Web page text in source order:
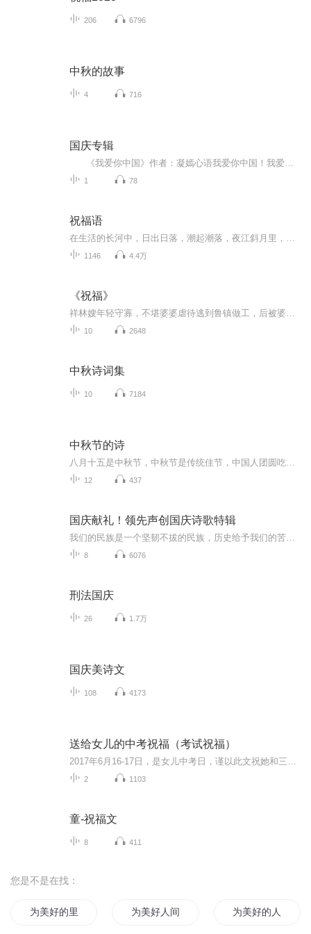
206 6796
中秋的故事
4 716
国庆专辑
1 78
祝福语
1146 4.4万
《祝福》
10 2648
中秋诗词集
10 7184
中秋节的诗
12 437
国庆献礼！领先声创国庆诗歌特辑
8 6076
刑法国庆
26 1.7万
国庆美诗文
108 4173
送给女儿的中考祝福（考试祝福）
2 1103
童-祝福文
8 411
您是不是在找：
为美好的里世界献上祝福为美好人间献上祝福 为美好的人生献